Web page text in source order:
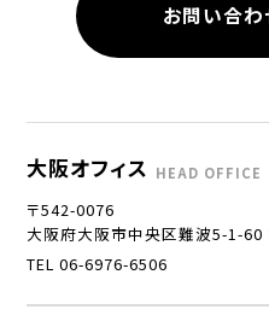
お問い合わ
大阪オフィス HEAD OFFICE
〒542-0076
大阪府大阪市中央区難波5-1-60
TEL 06-6976-6506